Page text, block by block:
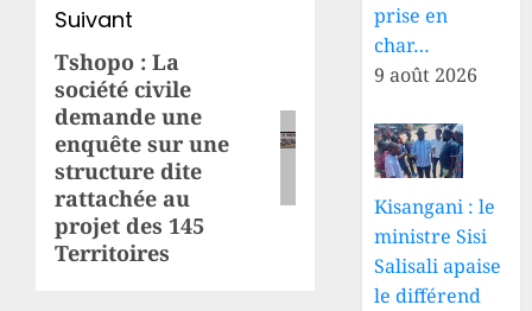
Suivant
Article
suivant:
Tshopo : La
société civile
demande une
enquête sur une
structure dite
rattachée au
projet des 145
Territoires
prise en
char…
9 août 2026
Kisangani : le
ministre Sisi
Salisali apaise
le différend